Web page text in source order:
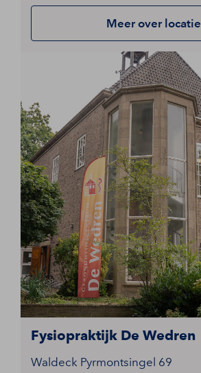
Meer over locatie
Fysiopraktijk De Wedren
Waldeck Pyrmontsingel 69